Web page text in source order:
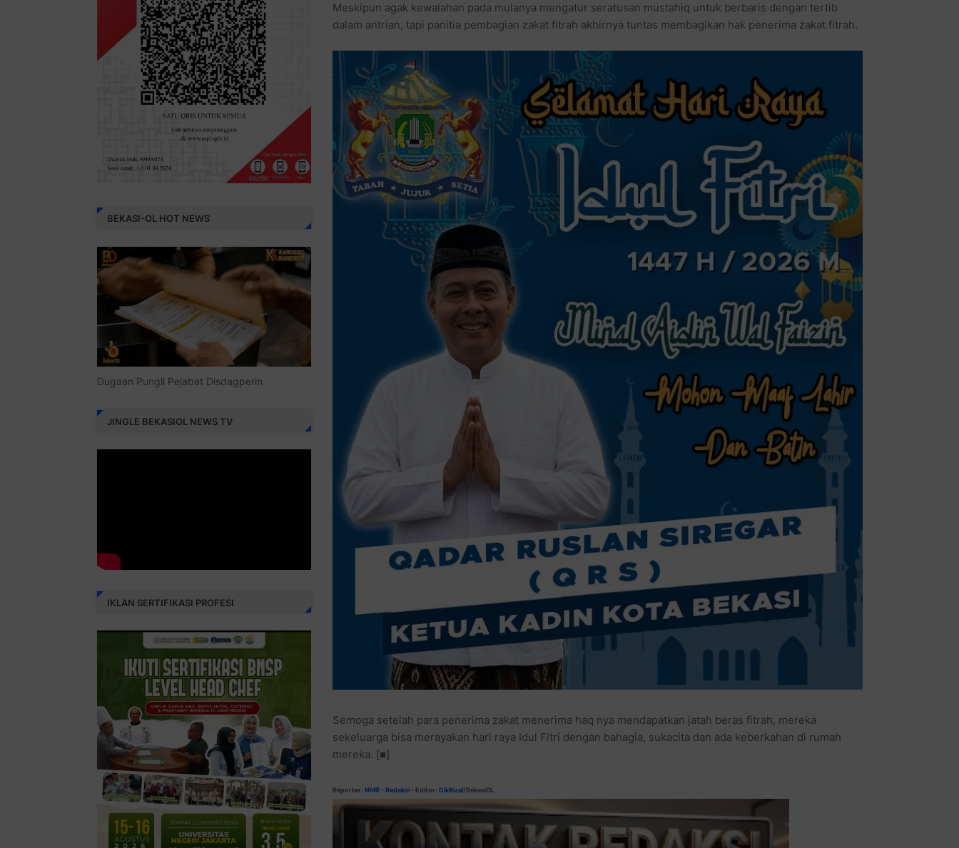
Meskipun agak kewalahan pada mulanya mengatur seratusan mustahiq untuk berbaris dengan tertib
dalam antrian, tapi panitia pembagian zakat fitrah akhirnya tuntas membagikan hak penerima zakat fitrah.
Semoga setelah para penerima zakat menerima haq nya mendapatkan jatah beras fitrah, mereka
sekeluarga bisa merayakan hari raya Idul Fitri dengan bahagia, sukacita dan ada keberkahan di rumah
mereka. [■]
Reporter: NMR-Redaksi- Editor: DikRizal/BekasiOL
BEKASI-OL HOT NEWS
Dugaan Pungli Pejabat Disdagperin
JINGLE BEKASIOL NEWS TV
IKLAN SERTIFIKASI PROFESI